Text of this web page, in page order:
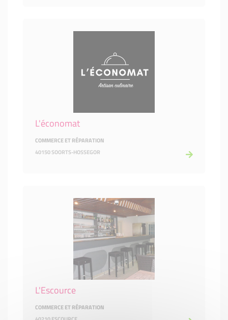
L'économat
COMMERCE ET RÉPARATION
40150 SOORTS-HOSSEGOR
L'Escource
COMMERCE ET RÉPARATION